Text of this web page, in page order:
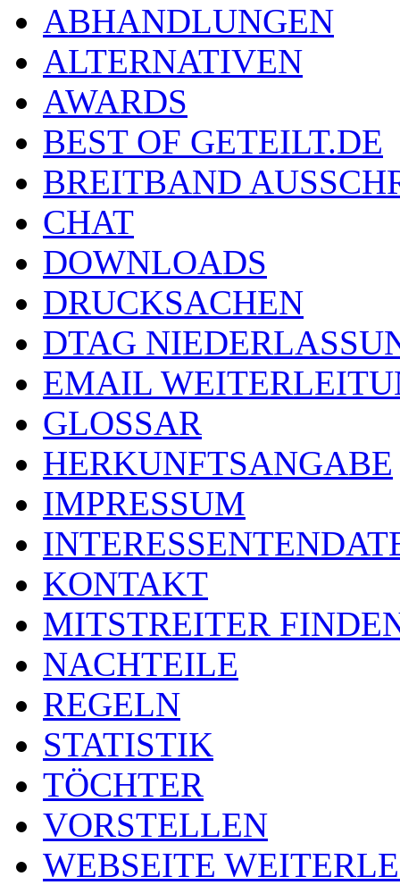
ABHANDLUNGEN
ALTERNATIVEN
AWARDS
BEST OF GETEILT.DE
BREITBAND
CHAT
DOWNLOADS
DRUCKSACHEN
DTAG
EMAIL
GLOSSAR
HERKUNFTSANGABE
IMPRESSUM
KONTAKT
MITSTREITER
NACHTEILE
REGELN
STATISTIK
TÖCHTER
VORSTELLEN
WEBSEITE